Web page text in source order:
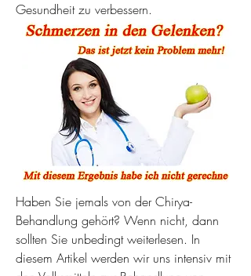
Gesundheit zu verbessern.
Haben Sie jemals von der Chirya-
Behandlung gehört? Wenn nicht, dann
sollten Sie unbedingt weiterlesen. In
diesem Artikel werden wir uns intensiv mit